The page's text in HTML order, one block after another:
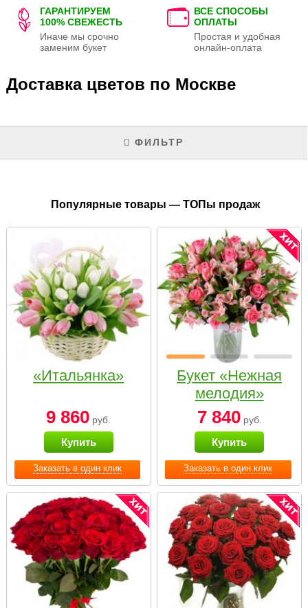
ГАРАНТИРУЕМ
100% СВЕЖЕСТЬ
Иначе мы срочно
заменим букет
ВСЕ СПОСОБЫ
ОПЛАТЫ
Простая и удобная
онлайн-оплата
Доставка цветов по Москве
ФИЛЬТР
Популярные товары — ТОПы продаж
Заказать в один клик
«Итальянка»
9 860 руб.
Купить
Заказать в один клик
Букет «Нежная
мелодия»
7 840руб.
Купить